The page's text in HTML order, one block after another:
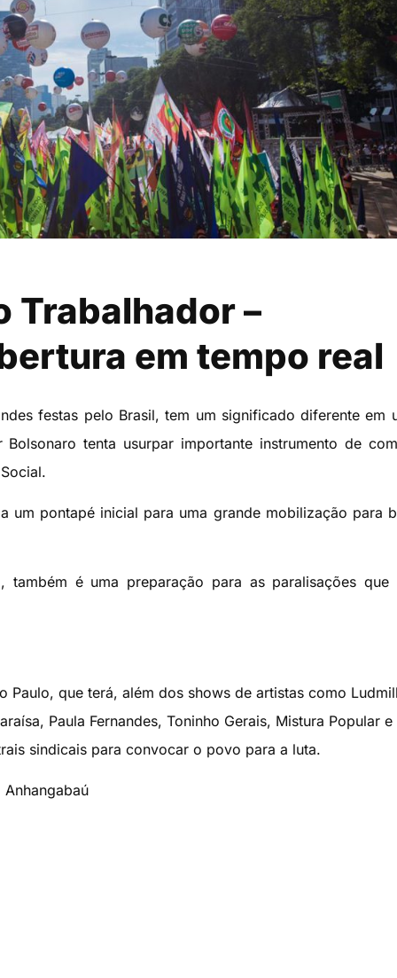
Trabalhador –
em tempo real
festas pelo Brasil, tem um significado diferente em
tenta usurpar importante instrumento de
um pontapé inicial para uma grande mobilização para
é uma preparação para as paralisações que
Paulo, que terá, além dos shows de artistas como
Paula Fernandes, Toninho Gerais, Mistura Popular
sindicais para convocar o povo para a luta.